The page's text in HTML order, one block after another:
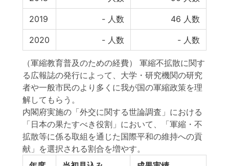
2019 - 人数 46 人数
2020 - 人数 - 人数
（軍縮教育普及のための経費） 軍縮不拡散に関す
る広報誌の発行によって、大学・研究機関の研究
者や一般市民のより多くに我が国の軍縮政策を理
解してもらう。
内閣府実施の「外交に関する世論調査」における
「日本の果たすべき役割」において、「軍縮・不
拡散等に係る取組を通じた国際平和の維持への貢
献」を選択される割合を増やす。